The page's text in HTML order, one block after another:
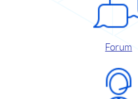
Forum